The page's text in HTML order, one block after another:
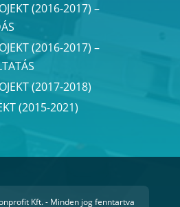
(2016-2017) –
(2016-2017) –
(2017-2018)
(2015-2021)
Kft. - Minden jog fenntartva